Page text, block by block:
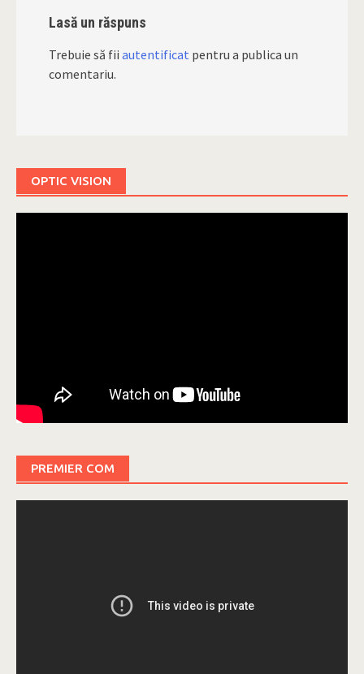
Lasă un răspuns
Trebuie să fii autentificat pentru a publica un
comentariu.
OPTIC VISION
PREMIER COM